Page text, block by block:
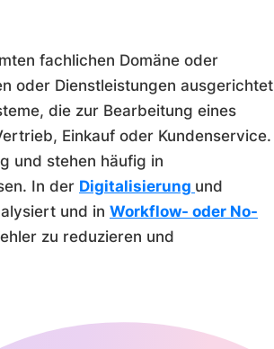
fachlichen Domäne oder
oder Dienstleistungen ausgerichtet
die zur Bearbeitung eines
Einkauf oder Kundenservice.
und stehen häufig in
In der Digitalisierung und
und in Workflow- oder No-
zu reduzieren und